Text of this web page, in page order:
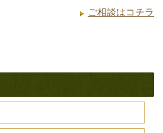
ご相談はコチラ